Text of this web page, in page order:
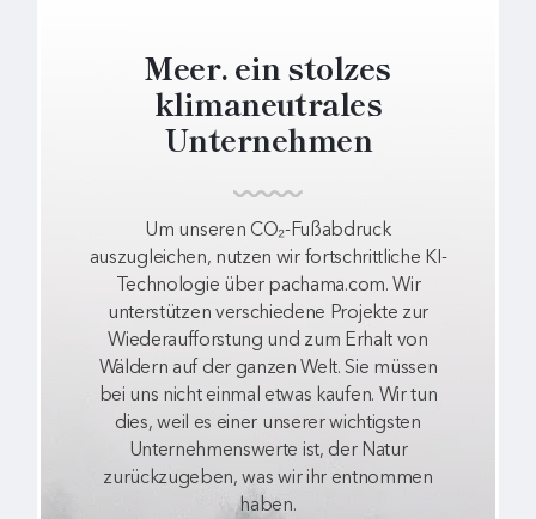
Meer. ein stolzes
klimaneutrales
Unternehmen
Um unseren CO₂-Fußabdruck
auszugleichen, nutzen wir fortschrittliche KI-
Technologie über pachama.com. Wir
unterstützen verschiedene Projekte zur
Wiederaufforstung und zum Erhalt von
Wäldern auf der ganzen Welt. Sie müssen
bei uns nicht einmal etwas kaufen. Wir tun
dies, weil es einer unserer wichtigsten
Unternehmenswerte ist, der Natur
zurückzugeben, was wir ihr entnommen
haben.